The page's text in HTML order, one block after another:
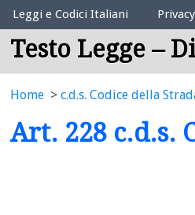
Elenco Codici Legali
Leggi e Codici Italiani Privacy
Testo Legge –
Home c.d.s. Codice della
Art. 228 c.d.s.